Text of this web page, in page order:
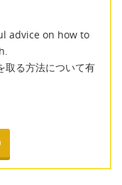
advice on how to
取る方法について有